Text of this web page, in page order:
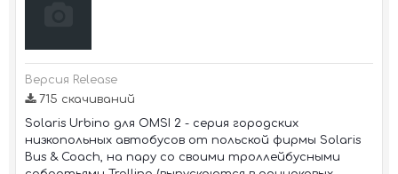
Версия Release
715 скачиваний
Solaris Urbino для OMSI 2 - серия городских
низкопольных автобусов от польской фирмы Solaris
Bus & Coach, на пару со своими троллейбусными